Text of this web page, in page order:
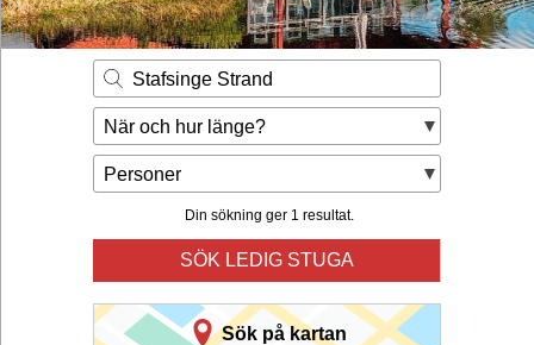
Se hur mycket du kan tjäna
Räkna ut din
hyresintäkt
Stafsinge Strand
När och hur länge?
Personer
Din sökning ger 1 resultat.
SÖK LEDIG STUGA
Sök på kartan